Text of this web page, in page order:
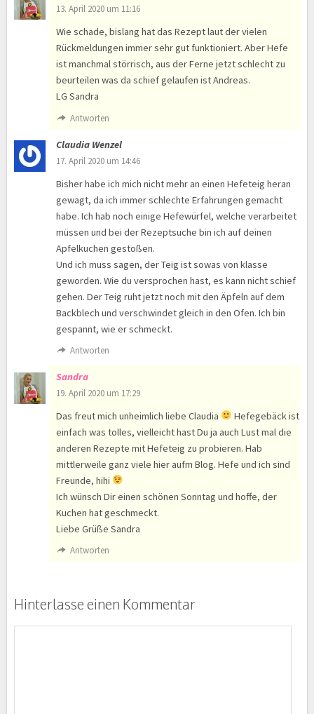
13. April 2020 um 11:16
Wie schade, bislang hat das Rezept laut der vielen
Rückmeldungen immer sehr gut funktioniert. Aber Hefe
ist manchmal störrisch, aus der Ferne jetzt schlecht zu
beurteilen was da schief gelaufen ist Andreas.
LG Sandra
Antworten
Claudia Wenzel
17. April 2020 um 14:46
Bisher habe ich mich nicht mehr an einen Hefeteig heran
gewagt, da ich immer schlechte Erfahrungen gemacht
habe. Ich hab noch einige Hefewürfel, welche verarbeitet
müssen und bei der Rezeptsuche bin ich auf deinen
Apfelkuchen gestoßen.
Und ich muss sagen, der Teig ist sowas von klasse
geworden. Wie du versprochen hast, es kann nicht schief
gehen. Der Teig ruht jetzt noch mit den Äpfeln auf dem
Backblech und verschwindet gleich in den Ofen. Ich bin
gespannt, wie er schmeckt.
Antworten
Sandra
19. April 2020 um 17:29
Das freut mich unheimlich liebe Claudia
Hefegebäck ist
einfach was tolles, vielleicht hast Du ja auch Lust mal die
anderen Rezepte mit Hefeteig zu probieren. Hab
mittlerweile ganz viele hier aufm Blog. Hefe und ich sind
Freunde, hihi
Ich wünsch Dir einen schönen Sonntag und hoffe, der
Kuchen hat geschmeckt.
Liebe Grüße Sandra
Antworten
Hinterlasse einen Kommentar